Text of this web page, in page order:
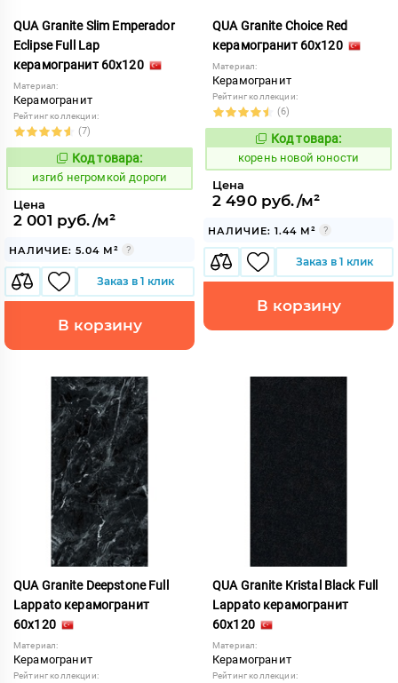
QUA Granite Slim Emperador
Eclipse Full Lap
керамогранит 60x120
Материал:
Керамогранит
Рейтинг коллекции:
(7)
Код:
577522
Код товара:
изгиб негромкой дороги
Цена
2 001 руб./м²
НАЛИЧИЕ: 5.04 М²
Заказ в 1 клик
В корзину
QUA Granite Choice Red
керамогранит 60x120
Материал:
Керамогранит
Рейтинг коллекции:
(6)
Код:
789498
Код товара:
корень новой юности
Цена
2 490 руб./м²
НАЛИЧИЕ: 1.44 М²
Заказ в 1 клик
В корзину
QUA Granite Deepstone Full
Lappato керамогранит
60x120
Материал:
Керамогранит
Рейтинг коллекции:
QUA Granite Kristal Black Full
Lappato керамогранит
60x120
Материал:
Керамогранит
Рейтинг коллекции: